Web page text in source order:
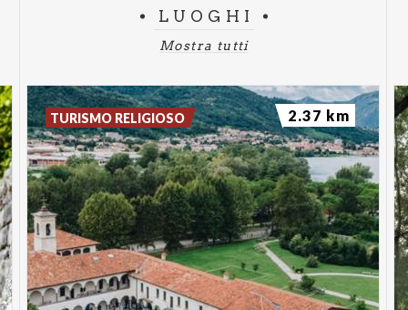
LUOGHI
Mostra tutti
TURISMO RELIGIOSO 2.37 km